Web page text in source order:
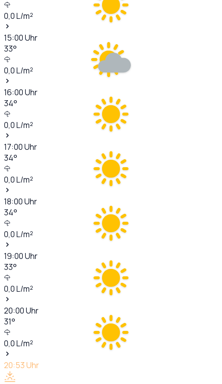
0,0L/m²
15:00Uhr
33°
0,0L/m²
16:00Uhr
34°
0,0L/m²
17:00Uhr
34°
0,0L/m²
18:00Uhr
34°
0,0L/m²
19:00Uhr
33°
0,0L/m²
20:00Uhr
31°
0,0L/m²
20:53Uhr